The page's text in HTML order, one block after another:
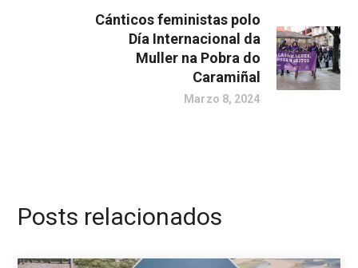
Cánticos feministas polo
Día Internacional da
Muller na Pobra do
Caramiñal
Marzo 8, 2024
Posts relacionados